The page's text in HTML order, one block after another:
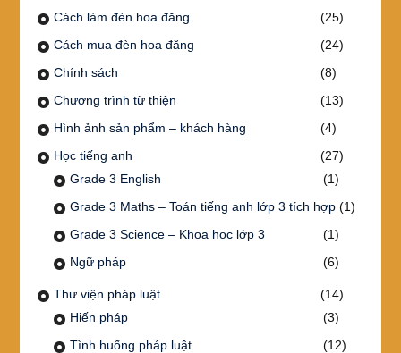
Cách làm đèn hoa đăng
(25)
Cách mua đèn hoa đăng
(24)
Chính sách
(8)
Chương trình từ thiện
(13)
Hình ảnh sản phẩm – khách hàng
(4)
Học tiếng anh
(27)
Grade 3 English
(1)
Grade 3 Maths – Toán tiếng anh lớp 3 tích hợp(1)
Grade 3 Science – Khoa học lớp 3
(1)
Ngữ pháp
(6)
Thư viện pháp luật
(14)
Hiến pháp
(3)
Tình huống pháp luật
(12)